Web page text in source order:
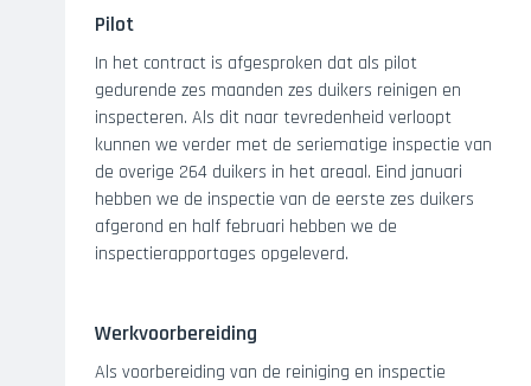
Pilot
In het contract is afgesproken dat als pilot
gedurende zes maanden zes duikers reinigen en
inspecteren. Als dit naar tevredenheid verloopt
kunnen we verder met de seriematige inspectie van
de overige 264 duikers in het areaal. Eind januari
hebben we de inspectie van de eerste zes duikers
afgerond en half februari hebben we de
inspectierapportages opgeleverd.
Werkvoorbereiding
Als voorbereiding van de reiniging en inspectie